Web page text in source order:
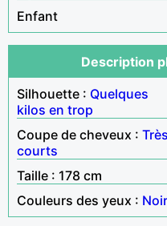
Enfant
Description
Silhouette : Quelques
kilos en trop
Coupe de cheveux : Très
courts
Taille : 178 cm
Couleurs des yeux :